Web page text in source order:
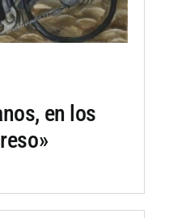
en los